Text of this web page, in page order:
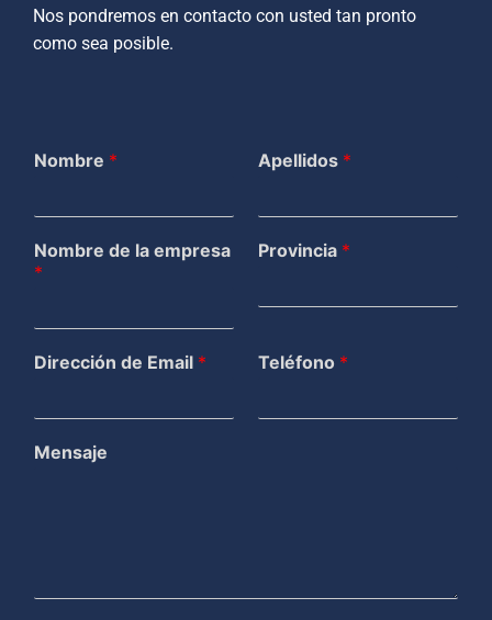
Nos pondremos en contacto con usted tan pronto
como sea posible.
Nombre * Apellidos *
Nombre de la empresa
*
Provincia *
Dirección de Email * Teléfono *
Mensaje